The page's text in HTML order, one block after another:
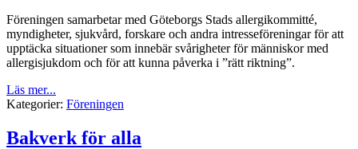
Föreningen samarbetar med Göteborgs Stads allergikommitté,
myndigheter, sjukvård, forskare och andra intresseföreningar för att
upptäcka situationer som innebär svårigheter för människor med
allergisjukdom och för att kunna påverka i ”rätt riktning”.
Läs mer...
Kategorier: Föreningen
Bakverk för alla